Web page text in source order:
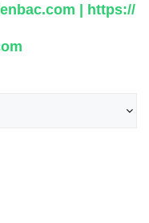
| https://